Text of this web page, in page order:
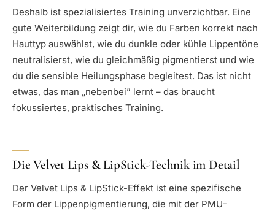
Deshalb ist spezialisiertes Training unverzichtbar. Eine
gute Weiterbildung zeigt dir, wie du Farben korrekt nach
Hauttyp auswählst, wie du dunkle oder kühle Lippentöne
neutralisierst, wie du gleichmäßig pigmentierst und wie
du die sensible Heilungsphase begleitest. Das ist nicht
etwas, das man „nebenbei” lernt – das braucht
fokussiertes, praktisches Training.
Die Velvet Lips & LipStick-Technik im Detail
Der Velvet Lips & LipStick-Effekt ist eine spezifische
Form der Lippenpigmentierung, die mit der PMU-